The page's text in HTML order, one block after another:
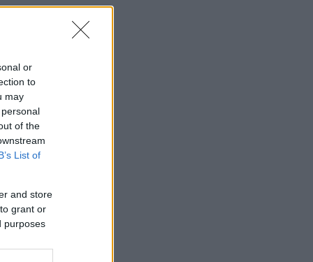
or
to
may
of the
List of
and store
grant or
purposes